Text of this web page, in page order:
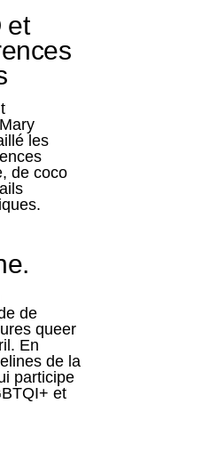
et
les
de coco
de
queer
En
de la
participe
et